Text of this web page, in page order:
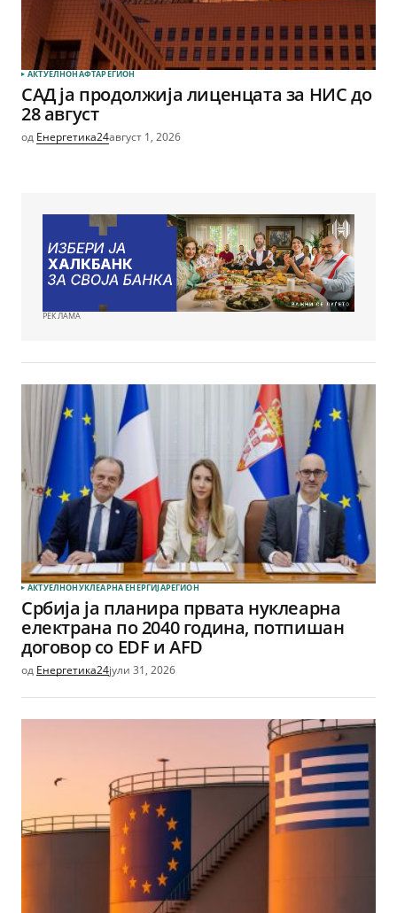
АКТУЕЛНОНАФТАРЕГИОН
САД ја продолжија лиценцата за НИС до
28 август
од Енергетика24август 1, 2026
РЕКЛАМА
АКТУЕЛНОНУКЛЕАРНА ЕНЕРГИЈАРЕГИОН
Србија ја планира првата нуклеарна
електрана по 2040 година, потпишан
договор со EDF и AFD
од Енергетика24јули 31, 2026